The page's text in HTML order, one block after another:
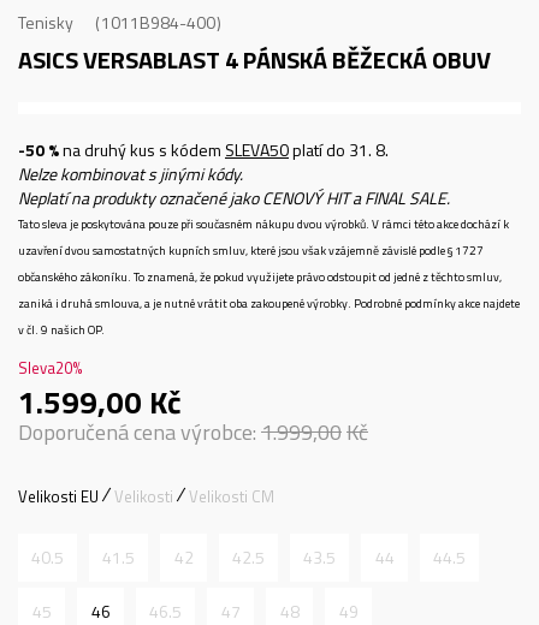
Tenisky 1011B984-400
ASICS VERSABLAST 4PÁNSKÁ BĚŽECKÁ OBUV
-50 %na druhý kus s kódem SLEVA50platí do 31. 8.
Nelze kombinovat s jinými kódy.
Neplatí na produkty označené jako CENOVÝ HIT a FINAL SALE.
Tato sleva je poskytována pouze při současném nákupu dvou výrobků. V rámci této akce dochází k
uzavření dvou samostatných kupních smluv, které jsou však vzájemně závislé podle § 1727
občanského zákoníku. To znamená, že pokud využijete právo odstoupit od jedné z těchto smluv,
zaniká i druhá smlouva, a je nutné vrátit oba zakoupené výrobky. Podrobné podmínky akce najdete
v čl. 9 našich OP.
Sleva20%
1.599,00 Kč
Doporučená cena výrobce:1.999,00Kč
Velikosti EU Velikosti Velikosti CM
40.5 41.5 42 42.5 43.5 44 44.5
45 46 46.5 47 48 49